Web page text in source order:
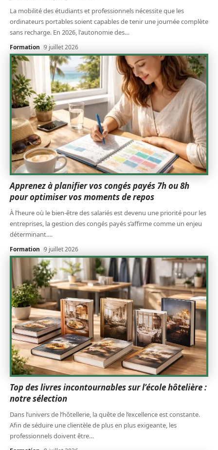
La mobilité des étudiants et professionnels nécessite que les
ordinateurs portables soient capables de tenir une journée complète
sans recharge. En 2026, l'autonomie des…
Formation 9 juillet 2026
Apprenez à planifier vos congés payés 7h ou 8h
pour optimiser vos moments de repos
À l’heure où le bien-être des salariés est devenu une priorité pour les
entreprises, la gestion des congés payés s’affirme comme un enjeu
déterminant.…
Formation 9 juillet 2026
Top des livres incontournables sur l’école hôtelière :
notre sélection
Dans l’univers de l’hôtellerie, la quête de l’excellence est constante.
Afin de séduire une clientèle de plus en plus exigeante, les
professionnels doivent être…